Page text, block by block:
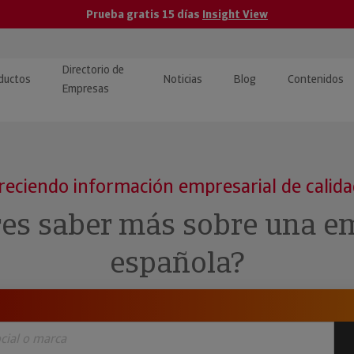
Prueba gratis 15 días Insight View
y ERP
· Recuperación de
Directorio de
Empresas
Noticias Blog Contenidos
Pública
Investigada
información empresarial de
saber más sobre una
española?